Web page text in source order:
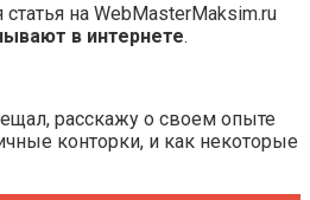
на WebMasterMaksim.ru
в интернете.
расскажу о своем опыте
конторки, и как некоторые